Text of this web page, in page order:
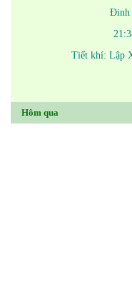
Đinh
Tiết khí: Lập
Hôm qua